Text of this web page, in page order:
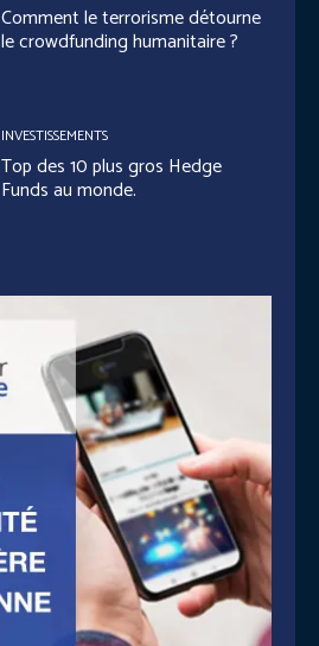
Comment le terrorisme détourne
le crowdfunding humanitaire ?
INVESTISSEMENTS
Top des 10 plus gros Hedge
Funds au monde.